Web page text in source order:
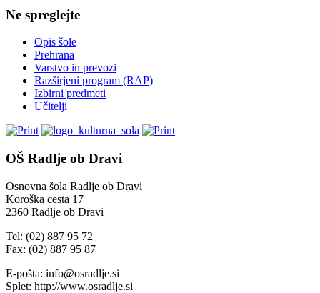
Ne spreglejte
Opis šole
Prehrana
Varstvo in prevozi
Razširjeni program (RAP)
Izbirni predmeti
Učitelji
OŠ Radlje ob Dravi
Osnovna šola Radlje ob Dravi
Koroška cesta 17
2360 Radlje ob Dravi
Tel: (02) 887 95 72
Fax: (02) 887 95 87
E-pošta: info@osradlje.si
Splet: http://www.osradlje.si